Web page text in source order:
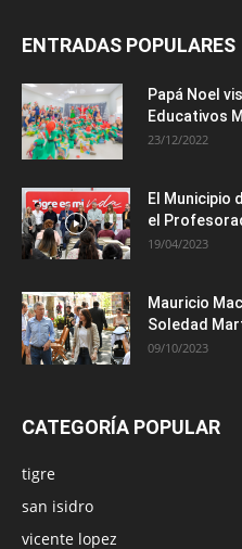
ENTRADAS POPULARES
Papá Noel
Educativos
23/12/2022
El Municipio
el
19/04/2023
Mauricio
Soledad
09/10/2023
CATEGORÍA POPULAR
tigre
san isidro
vicente lopez